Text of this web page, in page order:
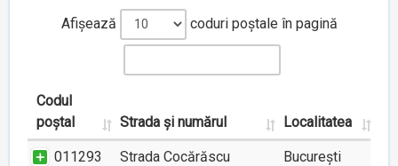
Afișează coduri poștale în pagină
Codul
poștal
Strada și numărul Localitatea
011293
Strada Cocărăscu
București